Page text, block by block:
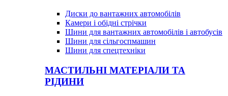
Диски до вантажних автомобілів
Камери і обідні стрічки
Шини для вантажних автомобілів і автобусів
Шини для сільгоспмашин
Шини для спецтехніки
МАСТИЛЬНІ МАТЕРІАЛИ ТА
РІДИНИ